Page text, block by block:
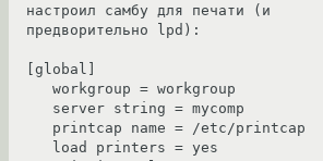
настроил самбу для печати (и
предворительно lpd):
[global]